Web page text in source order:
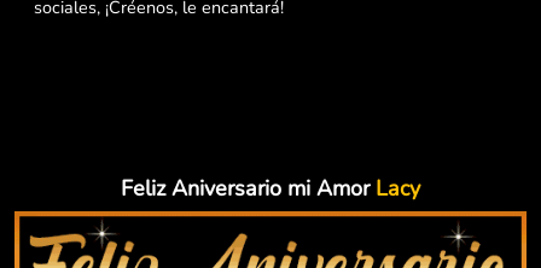
sociales, ¡Créenos, le encantará!
Feliz Aniversario mi Amor Lacy